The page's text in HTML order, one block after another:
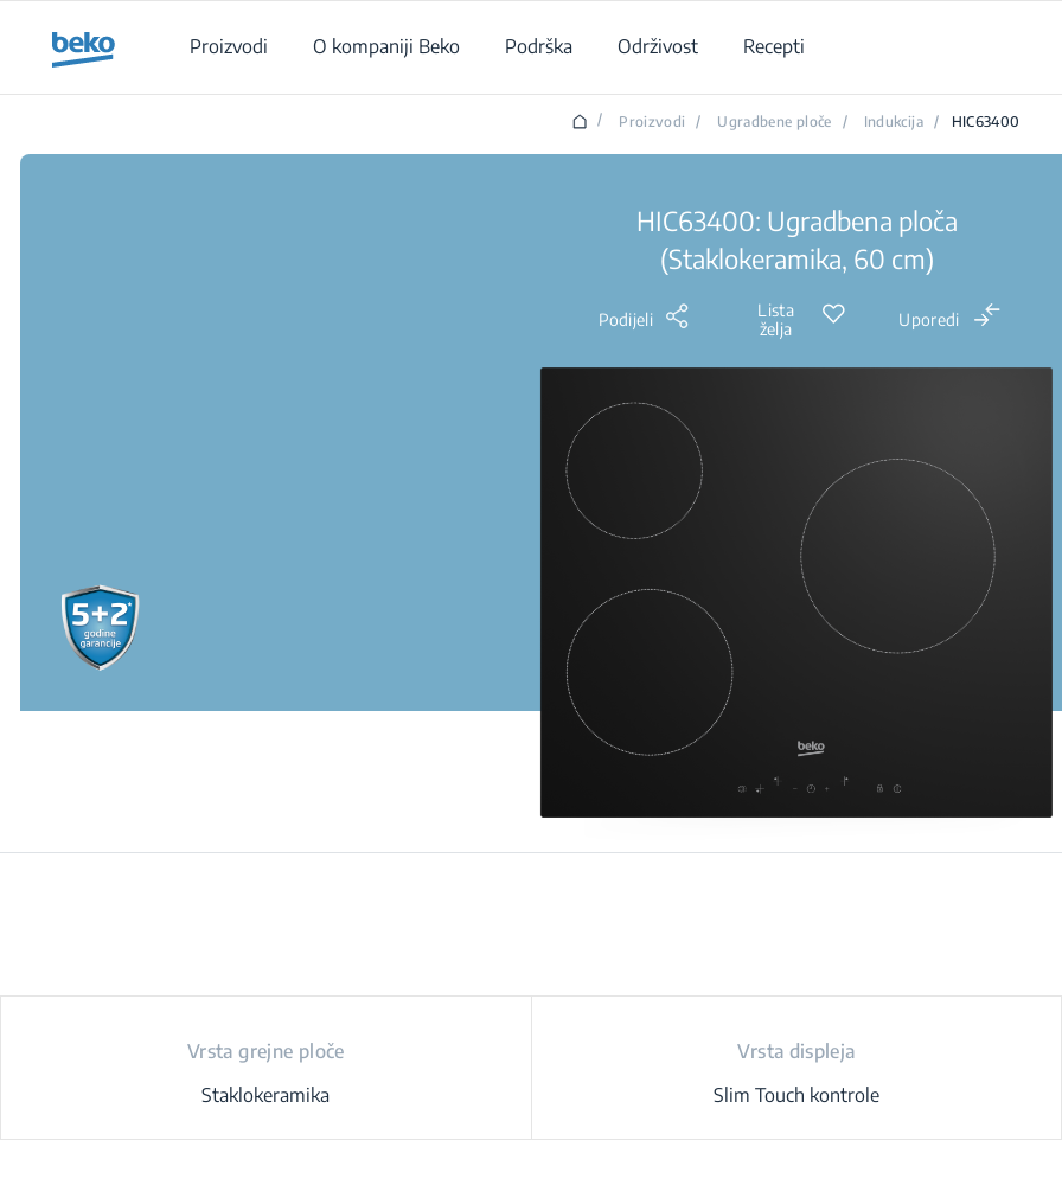
Proizvodi
O kompaniji Beko Podrška Održivost Recepti
/ Proizvodi / Ugradbene ploče / Indukcija / HIC63400
HIC63400: Ugradbena ploča
(Staklokeramika, 60 cm)
Podijeli
Lista
želja
Uporedi
Vrsta grejne ploče
Staklokeramika
Vrsta displeja
Slim Touch kontrole